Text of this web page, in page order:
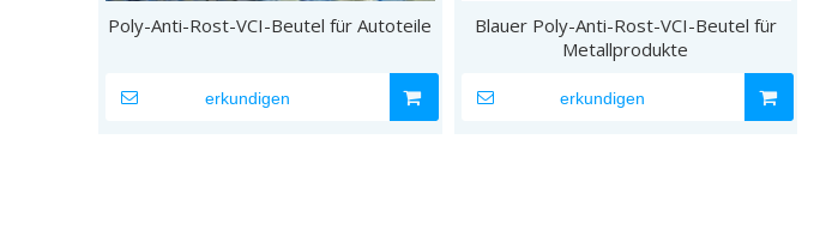
Poly-Anti-Rost-VCI-Beutel für Autoteile
erkundigen
Blauer Poly-Anti-Rost-VCI-Beutel für
Metallprodukte
erkundigen
VCI-Aluminiumfolie